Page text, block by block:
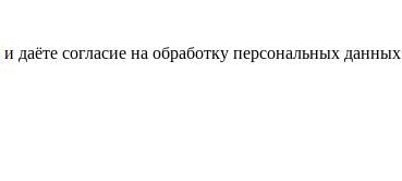
и даёте согласие на обработку персональных данных